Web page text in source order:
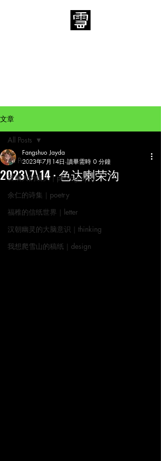
文章
All Posts
斑斓犬的镜头｜photography
余仁的诗集｜poetry
福稚的信纸世界｜letter
汉朝幽灵的大脑意识｜thinking
我想爬雪山的稿纸｜design
All Posts
2023\7\14 · 色达喇荣沟
Fangshuo Jayda
2023年7月14日 讀畢需時 0 分鐘